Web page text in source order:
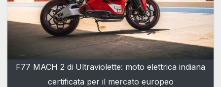
F77 MACH 2 di Ultraviolette: moto elettrica indiana
certificata per il mercato europeo